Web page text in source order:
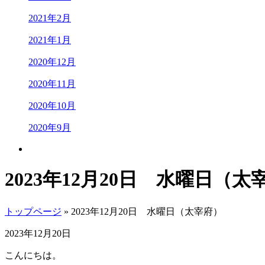
2021年2月
2021年1月
2020年12月
2020年11月
2020年10月
2020年9月
2023年12月20日 水曜日（太
トップページ » 2023年12月20日 水曜日（太宰府）
2023年12月20日
こんにちは。